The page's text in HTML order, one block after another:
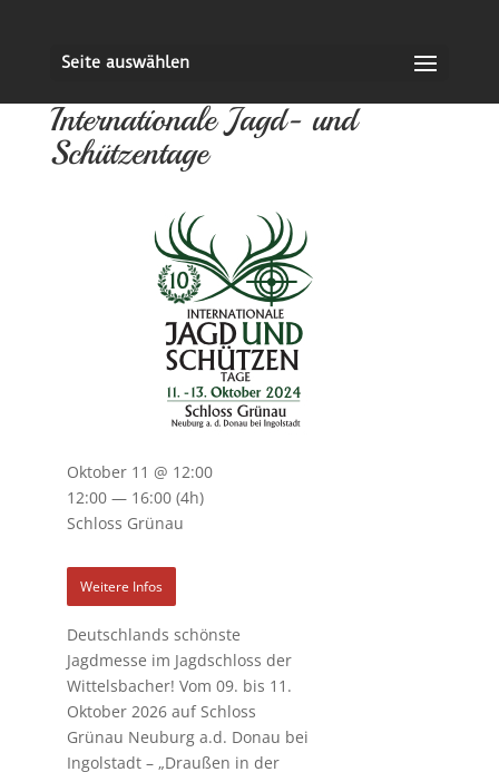
Seite auswählen
Internationale Jagd- und
Schützentage
Deutschlands schönste
Jagdmesse im Jagdschloss der
Wittelsbacher! Vom 09. bis 11.
Oktober 2026 aufSchloss
Grünau Neuburg a.d. Donau bei
Ingolstadt – „Draußen in der
Oktober 11 @ 12:00
12:00 — 16:00 (4h)
Schloss Grünau
Weitere Infos